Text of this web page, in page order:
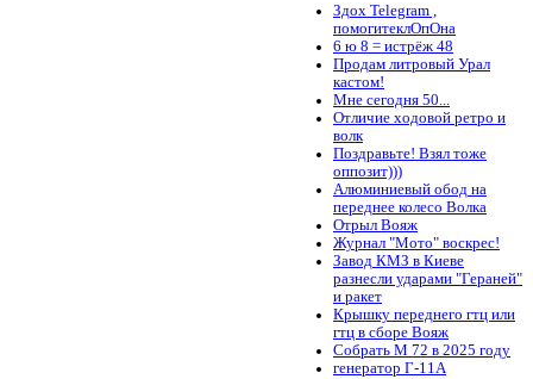
Здох Telegram ,
помогитеклОпОна
6 ю 8 = истрёж 48
Продам литровый Урал
кастом!
Мне сегодня 50...
Отличие ходовой ретро и
волк
Поздравьте! Взял тоже
оппозит)))
Алюминиевый обод на
переднее колесо Волка
Отрыл Вояж
Журнал "Мото" воскрес!
Завод КМЗ в Киеве
разнесли ударами "Гераней"
и ракет
Крышку переднего гтц или
гтц в сборе Вояж
Собрать М 72 в 2025 году
генератор Г-11А